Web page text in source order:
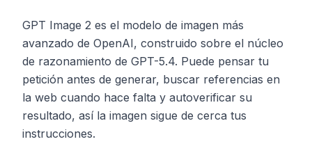
GPT Image 2 es el modelo de imagen más
avanzado de OpenAI, construido sobre el núcleo
de razonamiento de GPT-5.4. Puede pensar tu
petición antes de generar, buscar referencias en
la web cuando hace falta y autoverificar su
resultado, así la imagen sigue de cerca tus
instrucciones.